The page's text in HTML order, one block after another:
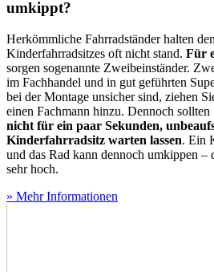
umkippt?
Herkömmliche Fahrradständer halten
Kinderfahrradsitzes oft nicht stand. Für
sorgen sogenannte Zweibeinständer.
im Fachhandel und in gut geführten
bei der Montage unsicher sind, ziehen
einen Fachmann hinzu. Dennoch
nicht für ein paar Sekunden,
Kinderfahrradsitz warten lassen. Ein
und das Rad kann dennoch umkippen –
sehr hoch.
» Mehr Informationen